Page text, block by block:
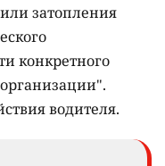
затопления
конкретного
водителя.